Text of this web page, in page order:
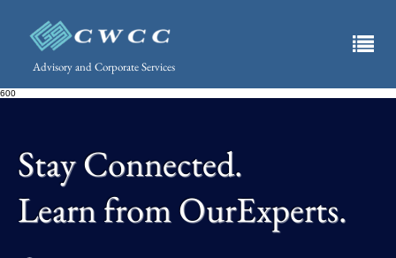
Advisory and Corporate Services
600
Stay Connected.
Learn from OurExperts.